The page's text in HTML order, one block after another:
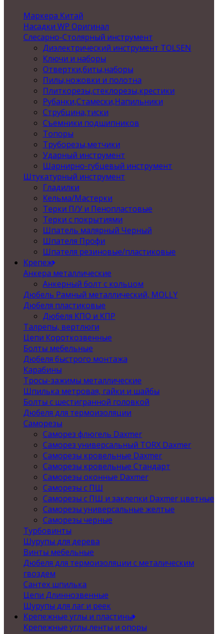
Маркера Китай
Насадки WP Оригинал
Слесарно-Столярный инструмент
Диэлектрический инструмент TOLSEN
Ключи и наборы
Отвертки,биты,наборы
Пилы,ножовки и полотна
Плиткорезы,стеклорезы,крестики
Рубанки,Стамески,Напильники
Струбцина,тиски
Съемники подшипников
Топоры
Труборезы,метчики
Ударный инструмент
Шарнирно-губцевый инструмент
Штукатурный инструмент
Гладилки
Кельма/Мастерки
Терки П/У и Пенопластовые
Терки с покрытиями
Шпатель малярный Черный
Шпателя Профи
Шпателя резиновые/пластиковые
Крепеж
Анкера металлические
Анкерный болт с кольцом
Дюбель Рамный металлический, MOLLY
Дюбеля пластиковые
Дюбеля КПО и КПР
Талрепы, вертлюги
Цепи Короткозвенные
Болты мебельные
Дюбеля быстрого монтажа
Карабины
Тросы-зажимы металлические
Шпилька метровая, гайки и шайбы
Болты с шестигранной головкой
Дюбеля для термоизоляции
Саморезы
Саморез флюгель Daxmer
Саморез универсальный TORX Daxmer
Саморезы кровельные Daxmer
Саморезы кровельные Стандарт
Саморезы оконные Daxmer
Саморезы с ПШ
Саморезы с ПШ и заклепки Daxmer цветные
Саморезы универсальные желтые
Саморезы черные
Турбовинты
Шурупы для дерева
Винты мебельные
Дюбеля для термоизоляции с металическим
гвоздем
Сантех шпилька
Цепи Длиннозвенные
Шурупы для лаг и реек
Крепежные углы и пластины
Крепежные углы,ленты и опоры